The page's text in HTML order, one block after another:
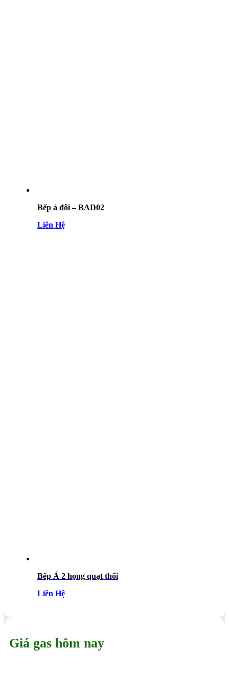
Bếp á đôi – BAD02
Liên Hệ
Bếp Á 2 họng quạt thổi
Liên Hệ
Giá gas hôm nay